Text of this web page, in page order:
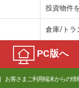
投資物件
倉庫/トラ
PC版へ
お客さまご利用端末からの情